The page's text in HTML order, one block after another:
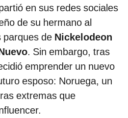
en sus redes sociales
de su hermano al
parques de Nickelodeon
. Sin embargo, tras
emprender un nuevo
esposo: Noruega, un
extremas que